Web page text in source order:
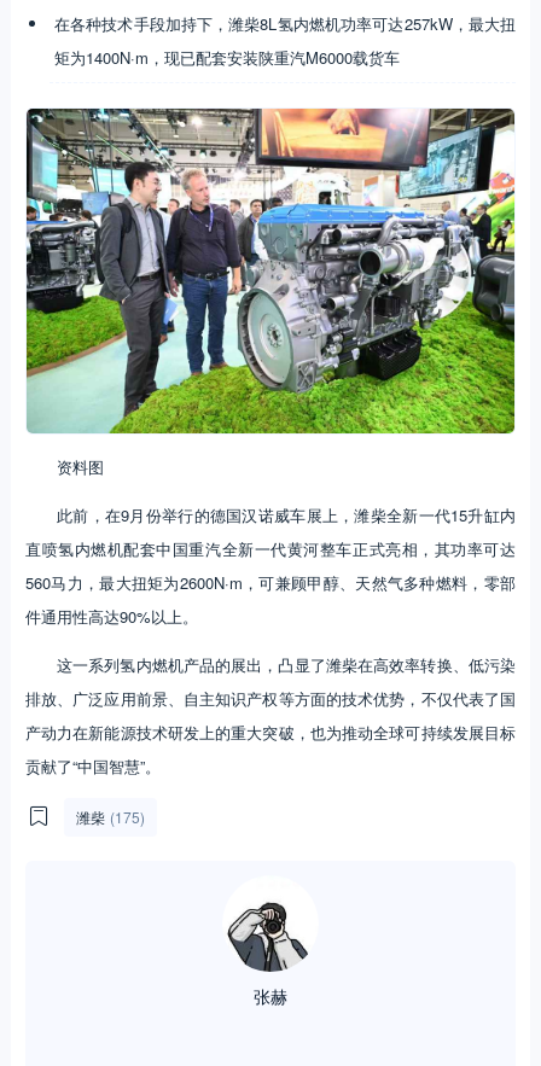
在各种技术手段加持下，潍柴8L氢内燃机功率可达257kW，最大扭
矩为1400N·m，现已配套安装陕重汽M6000载货车
资料图
此前，在9月份举行的德国汉诺威车展上，潍柴全新一代15升缸内
直喷氢内燃机配套中国重汽全新一代黄河整车正式亮相，其功率可达
560马力，最大扭矩为2600N·m，可兼顾甲醇、天然气多种燃料，零部
件通用性高达90%以上。
这一系列氢内燃机产品的展出，凸显了潍柴在高效率转换、低污染
排放、广泛应用前景、自主知识产权等方面的技术优势，不仅代表了国
产动力在新能源技术研发上的重大突破，也为推动全球可持续发展目标
贡献了“中国智慧”。
潍柴 (175)
张赫